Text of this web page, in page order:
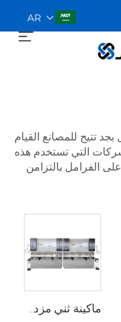
AR
تتيح للمصانع القيام
التي تستخدم هذه
الفرامل بالتزامن